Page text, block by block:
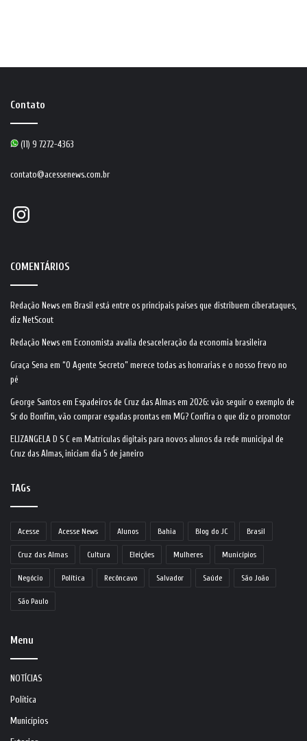
Contato
(11) 9 7272-4363
contato@acessenews.com.br
Instagram
COMENTÁRIOS
Redação News em Brasil está entre os principais países que distribuem ciberataques,
diz NetScout
Redação News em Economista avalia desaceleração da economia brasileira
Graça Sena em “O Agente Secreto” merece todas as honrarias e o nosso frevo no
pé
George Santos em Espadeiros de Cruz das Almas em 2026: vão seguir o exemplo de
Sr do Bonfim, vão comprar espadas prontas em MG? Confira o que diz o promotor
ELIZANGELA D S C em Matrículas digitais para novos alunos da rede municipal de
Cruz das Almas, iniciam dia 5 de janeiro
TAGs
Acesse Acesse News Alunos Bahia Blog do JC Brasil
Cruz das Almas Cultura Eleições Mulheres Municípios
Negócio Política Recôncavo Salvador Saúde São João
São Paulo
Menu
NOTÍCIAS
Política
Municípios